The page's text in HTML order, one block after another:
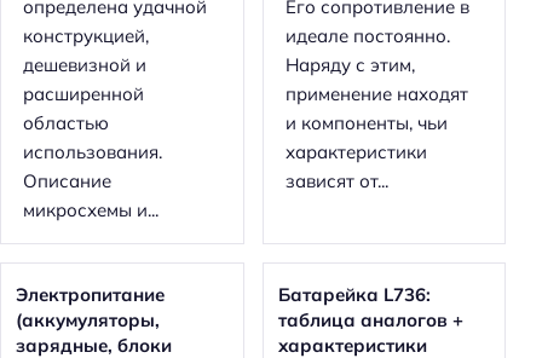
определена удачной
конструкцией,
дешевизной и
расширенной
областью
использования.
Описание
микросхемы и...
Его сопротивление в
идеале постоянно.
Наряду с этим,
применение находят
и компоненты, чьи
характеристики
зависят от...
Электропитание
(аккумуляторы,
зарядные, блоки
Батарейка L736:
таблица аналогов +
характеристики